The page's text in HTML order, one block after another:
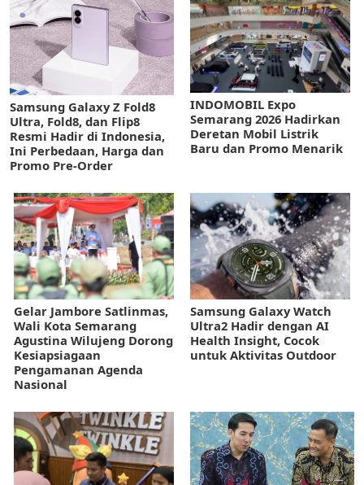
Samsung Galaxy Z Fold8
Ultra, Fold8, dan Flip8
Resmi Hadir di Indonesia,
Ini Perbedaan, Harga dan
Promo Pre-Order
INDOMOBIL Expo
Semarang 2026 Hadirkan
Deretan Mobil Listrik
Baru dan Promo Menarik
Gelar Jambore Satlinmas,
Wali Kota Semarang
Agustina Wilujeng Dorong
Kesiapsiagaan
Pengamanan Agenda
Nasional
Samsung Galaxy Watch
Ultra2 Hadir dengan AI
Health Insight, Cocok
untuk Aktivitas Outdoor